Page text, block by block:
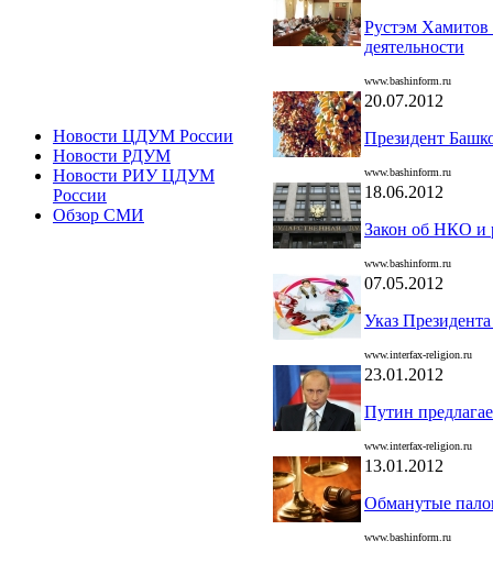
Новости ЦДУМ России
Новости РДУМ
Новости РИУ ЦДУМ
России
Обзор СМИ
Рустэм Хамитов
деятельности
www.bashinform.ru
20.07.2012
Президент
www.bashinform.ru
18.06.2012
Закон об НКО и
www.bashinform.ru
07.05.2012
Указ
www.interfax-religion.ru
23.01.2012
Путин
www.interfax-religion.ru
13.01.2012
Обманутые
www.bashinform.ru